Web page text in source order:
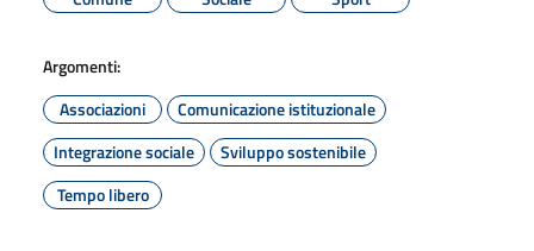
Argomenti:
Associazioni
Comunicazione istituzionale
Integrazione sociale
Sviluppo sostenibile
Tempo libero